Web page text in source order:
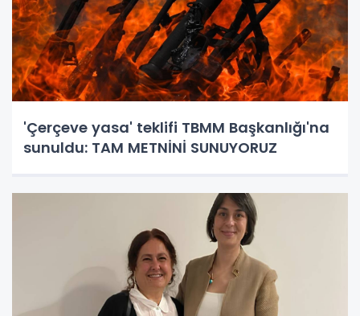
'Çerçeve yasa' teklifi TBMM Başkanlığı'na
sunuldu: TAM METNİNİ SUNUYORUZ